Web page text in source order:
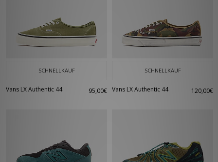
SCHNELLKAUF
Vans LX Authentic 44 95,00€
SCHNELLKAUF
Vans LX Authentic 44 120,00€